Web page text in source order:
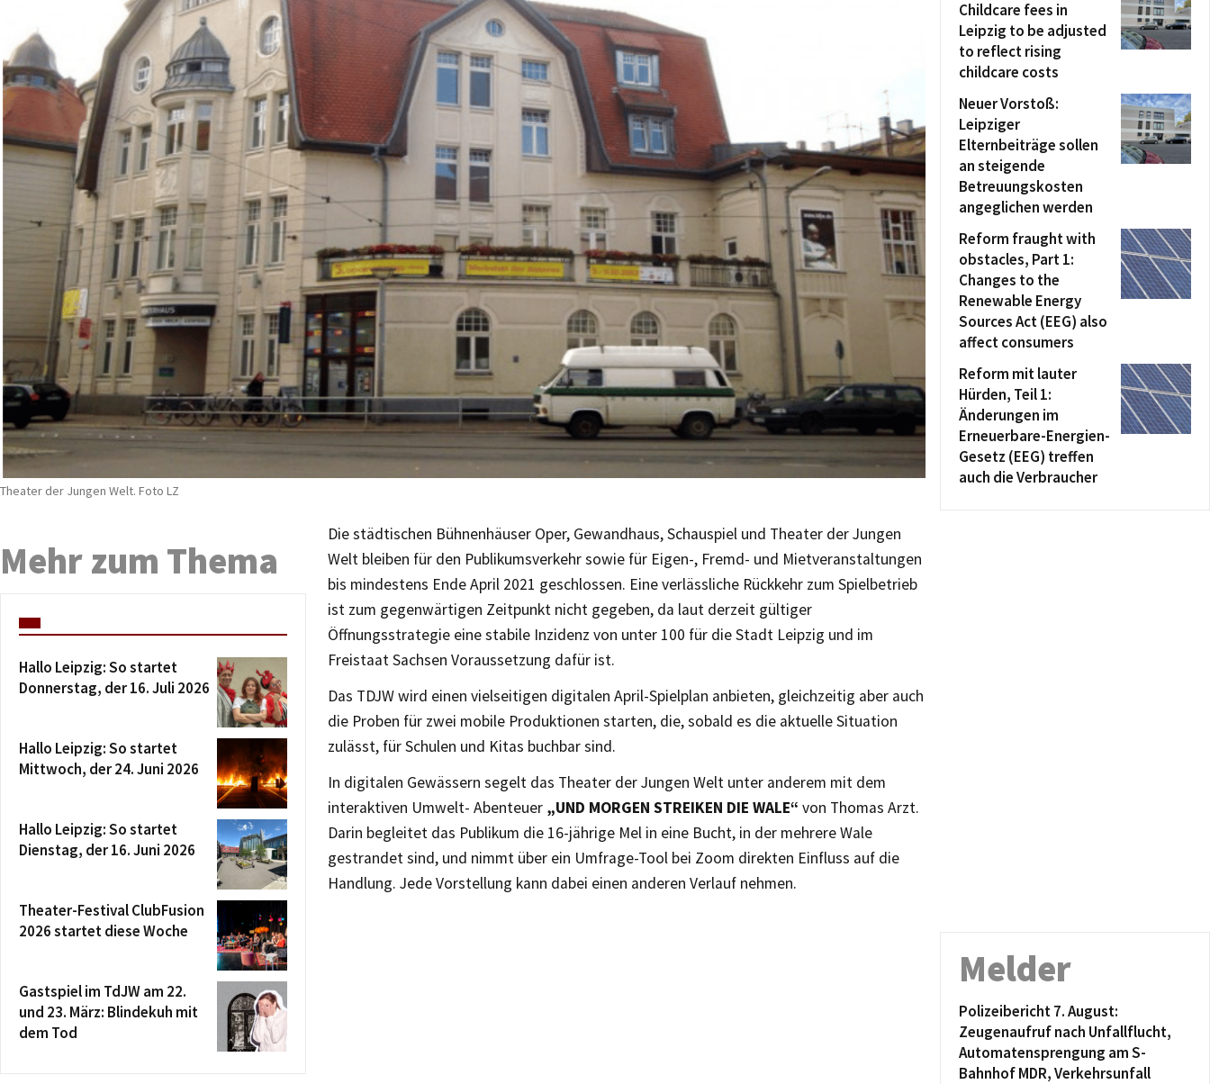
Theater der Jungen Welt. Foto LZ
Die städtischen Bühnenhäuser Oper, Gewandhaus, Schauspiel und Theater der Jungen
Welt bleiben für den Publikumsverkehr sowie für Eigen-, Fremd- und Mietveranstaltungen
bis mindestens Ende April 2021 geschlossen. Eine verlässliche Rückkehr zum Spielbetrieb
ist zum gegenwärtigen Zeitpunkt nicht gegeben, da laut derzeit gültiger
Öffnungsstrategie eine stabile Inzidenz von unter 100 für die Stadt Leipzig und im
Freistaat Sachsen Voraussetzung dafür ist.
Das TDJW wird einen vielseitigen digitalen April-Spielplan anbieten, gleichzeitig aber auch
die Proben für zwei mobile Produktionen starten, die, sobald es die aktuelle Situation
zulässt, für Schulen und Kitas buchbar sind.
In digitalen Gewässern segelt das Theater der Jungen Welt unter anderem mit dem
interaktiven Umwelt- Abenteuer „UND MORGEN STREIKEN DIE WALE“ von Thomas Arzt.
Darin begleitet das Publikum die 16-jährige Mel in eine Bucht, in der mehrere Wale
gestrandet sind, und nimmt über ein Umfrage-Tool bei Zoom direkten Einfluss auf die
Handlung. Jede Vorstellung kann dabei einen anderen Verlauf nehmen.
Mehr zum Thema
Hallo Leipzig: So startet
Donnerstag, der 16. Juli 2026
Hallo Leipzig: So startet
Mittwoch, der 24. Juni 2026
Hallo Leipzig: So startet
Dienstag, der 16. Juni 2026
Theater-Festival ClubFusion
2026 startet diese Woche
Gastspiel im TdJW am 22.
und 23. März: Blindekuh mit
dem Tod
Childcare fees in
Leipzig to be adjusted
to reflect rising
childcare costs
Neuer Vorstoß:
Leipziger
Elternbeiträge sollen
an steigende
Betreuungskosten
angeglichen werden
Reform fraught with
obstacles, Part 1:
Changes to the
Renewable Energy
Sources Act (EEG) also
affect consumers
Reform mit lauter
Hürden, Teil 1:
Änderungen im
Erneuerbare-Energien-
Gesetz (EEG) treffen
auch die Verbraucher
Melder
Polizeibericht 7. August:
Zeugenaufruf nach Unfallflucht,
Automatensprengung am S-
Bahnhof MDR, Verkehrsunfall